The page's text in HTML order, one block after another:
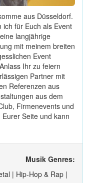
aus Düsseldorf.
für Euch als Event
langjährige
mit meinem breiten
Event
Ihr zu feiern
Partner mit
Referenzen aus
aus dem
Firmenevents und
Seite und kann
Musik Genres:
| Hip-Hop & Rap |